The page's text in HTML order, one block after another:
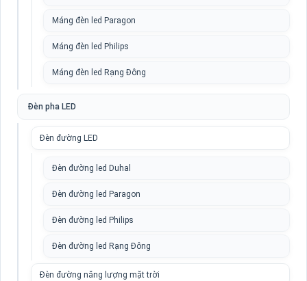
Máng đèn led Paragon
Máng đèn led Philips
Máng đèn led Rạng Đông
Đèn pha LED
Đèn đường LED
Đèn đường led Duhal
Đèn đường led Paragon
Đèn đường led Philips
Đèn đường led Rạng Đông
Đèn đường năng lượng mặt trời